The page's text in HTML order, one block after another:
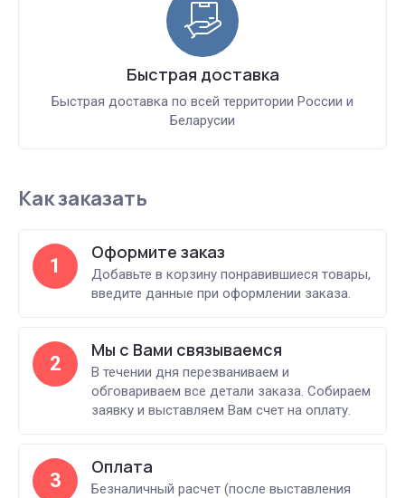
Быстрая доставка
Быстрая доставка по всей территории России и
Беларусии
Как заказать
1
Оформите заказ
Добавьте в корзину понравившиеся товары,
введите данные при оформлении заказа.
2
Мы с Вами связываемся
В течении дня перезваниваем и
обговариваем все детали заказа. Собираем
заявку и выставляем Вам счет на оплату.
3
Оплата
Безналичный расчет (после выставления